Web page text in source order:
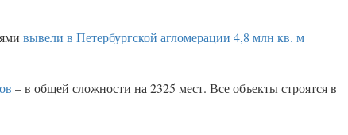
вывели в Петербургской агломерации 4,8 млн кв. м
– в общей сложности на 2325 мест. Все объекты строятся в